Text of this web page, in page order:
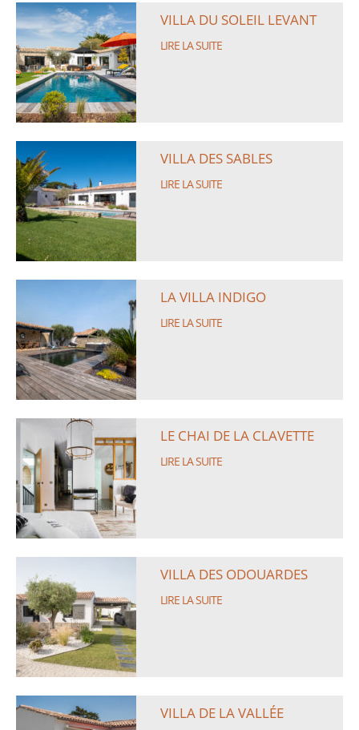
VILLA DU SOLEIL LEVANT
LIRE LA SUITE
VILLA DES SABLES
LIRE LA SUITE
LA VILLA INDIGO
LIRE LA SUITE
LE CHAI DE LA CLAVETTE
LIRE LA SUITE
VILLA DES ODOUARDES
LIRE LA SUITE
VILLA DE LA VALLÉE